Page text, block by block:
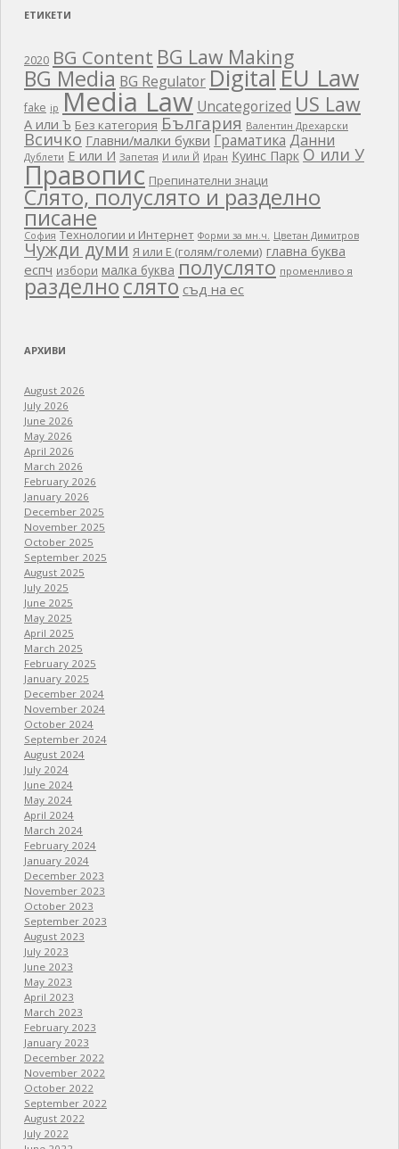
ЕТИКЕТИ
2020 BG Content BG Law Making
BG Media BG RegulatorDigitalEU Law
fake ip Media Law Uncategorized US Law
А или Ъ Без категория България Валентин Дрехарски
Всичко Главни/малки букви Граматика Данни
Дублети Е или И Запетая И или Й Иран Куинс Парк О или У
Правопис Препинателни знаци
Слято, полуслято и разделно
писане
София Технологии и Интернет Форми за мн.ч. Цветан Димитров
Чужди думи Я или Е (голям/големи) главна буква
еспч избори малка буква полуслято променливо я
разделнослято съд на ес
АРХИВИ
August 2026
July 2026
June 2026
May 2026
April 2026
March 2026
February 2026
January 2026
December 2025
November 2025
October 2025
September 2025
August 2025
July 2025
June 2025
May 2025
April 2025
March 2025
February 2025
January 2025
December 2024
November 2024
October 2024
September 2024
August 2024
July 2024
June 2024
May 2024
April 2024
March 2024
February 2024
January 2024
December 2023
November 2023
October 2023
September 2023
August 2023
July 2023
June 2023
May 2023
April 2023
March 2023
February 2023
January 2023
December 2022
November 2022
October 2022
September 2022
August 2022
July 2022